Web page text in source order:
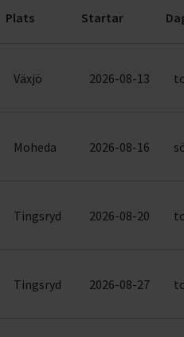
Plats Startar
Växjö 2026-08-13
Moheda 2026-08-16
Tingsryd 2026-08-20
Tingsryd 2026-08-27